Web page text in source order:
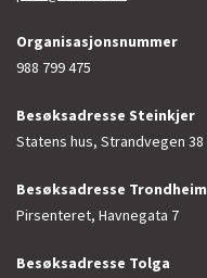
Organisasjonsnummer
988 799 475
Besøksadresse Steinkjer
Statens hus, Strandvegen 38
Besøksadresse Trondheim
Pirsenteret, Havnegata 7
Besøksadresse Tolga